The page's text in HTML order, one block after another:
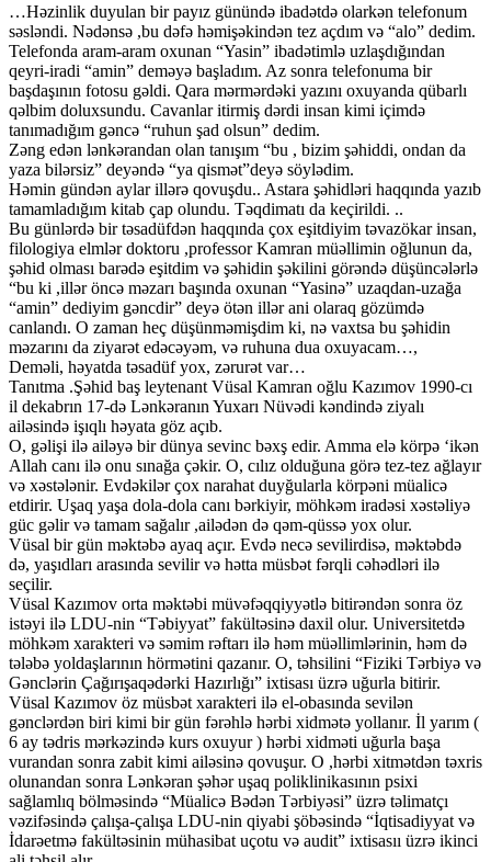
…Həzinlik duyulan bir payız günündə ibadətdə olarkən telefonum
səsləndi. Nədənsə ,bu dəfə həmişəkindən tez açdım və “alo” dedim.
Telefonda aram-aram oxunan “Yasin” ibadətimlə uzlaşdığından
qeyri-iradi “amin” deməyə başladım. Az sonra telefonuma bir
başdaşının fotosu gəldi. Qara mərmərdəki yazını oxuyanda qübarlı
qəlbim doluxsundu. Cavanlar itirmiş dərdi insan kimi içimdə
tanımadığım gəncə “ruhun şad olsun” dedim.
Zəng edən lənkərandan olan tanışım “bu , bizim şəhiddi, ondan da
yaza bilərsiz” deyəndə “ya qismət”deyə söylədim.
Həmin gündən aylar illərə qovuşdu.. Astara şəhidləri haqqında yazıb
tamamladığım kitab çap olundu. Təqdimatı da keçirildi. ..
Bu günlərdə bir təsadüfdən haqqında çox eşitdiyim təvazökar insan,
filologiya elmlər doktoru ,professor Kamran müəllimin oğlunun da,
şəhid olması barədə eşitdim və şəhidin şəkilini görəndə düşüncələrlə
“bu ki ,illər öncə məzarı başında oxunan “Yasinə” uzaqdan-uzağa
“amin” dediyim gəncdir” deyə ötən illər ani olaraq gözümdə
canlandı. O zaman heç düşünməmişdim ki, nə vaxtsa bu şəhidin
məzarını da ziyarət edəcəyəm, və ruhuna dua oxuyacam…,
Deməli, həyatda təsadüf yox, zərurət var…
Tanıtma .Şəhid baş leytenant Vüsal Kamran oğlu Kazımov 1990-cı
il dekabrın 17-də Lənkəranın Yuxarı Nüvədi kəndində ziyalı
ailəsində işıqlı həyata göz açıb.
O, gəlişi ilə ailəyə bir dünya sevinc bəxş edir. Amma elə körpə ‘ikən
Allah canı ilə onu sınağa çəkir. O, cılız olduğuna görə tez-tez ağlayır
və xəstələnir. Evdəkilər çox narahat duyğularla körpəni müalicə
etdirir. Uşaq yaşa dola-dola canı bərkiyir, möhkəm iradəsi xəstəliyə
güc gəlir və tamam sağalır ,ailədən də qəm-qüssə yox olur.
Vüsal bir gün məktəbə ayaq açır. Evdə necə sevilirdisə, məktəbdə
də, yaşıdları arasında sevilir və hətta müsbət fərqli cəhədləri ilə
seçilir.
Vüsal Kazımov orta məktəbi müvəfəqqiyyətlə bitirəndən sonra öz
istəyi ilə LDU-nin “Təbiyyat” fakültəsinə daxil olur. Universitetdə
möhkəm xarakteri və səmim rəftarı ilə həm müəllimlərinin, həm də
tələbə yoldaşlarının hörmətini qazanır. O, təhsilini “Fiziki Tərbiyə və
Gənclərin Çağırışaqədərki Hazırlığı” ixtisası üzrə uğurla bitirir.
Vüsal Kazımov öz müsbət xarakteri ilə el-obasında sevilən
gənclərdən biri kimi bir gün fərəhlə hərbi xidmətə yollanır. İl yarım (
6 ay tədris mərkəzində kurs oxuyur ) hərbi xidməti uğurla başa
vurandan sonra zabit kimi ailəsinə qovuşur. O ,hərbi xitmətdən təxris
olunandan sonra Lənkəran şəhər uşaq poliklinikasının psixi
sağlamlıq bölməsində “Müalicə Bədən Tərbiyəsi” üzrə təlimatçı
vəzifəsində çalışa-çalışa LDU-nin qiyabi şöbəsində “İqtisadiyyat və
İdarəetmə fakültəsinin mühasibat uçotu və audit” ixtisasıı üzrə ikinci